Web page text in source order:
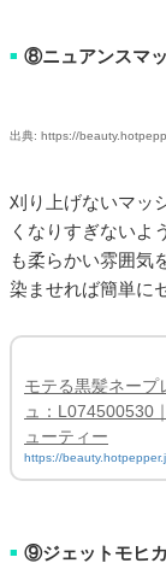
■ ⑧ニュアンスマ
出典: https://
刈り上げないマッ
くなりすぎないよ
も柔らかい雰囲気
染ませれば簡単に
モテる黒髪ネープ
ュ：L074500530
ューティー
https://
■ ⑨ジェットモヒ